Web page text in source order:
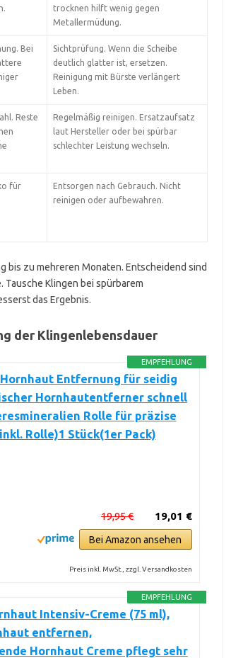
trocknen hilft wenig gegen
Metallermüdung.
Bei
Sichtprüfung. Wenn die Scheibe
deutlich glatter ist, ersetzen.
Reinigung mit Bürste verlängert
Leben.
Reste
Regelmäßig reinigen. Ersatzaufsatz
laut Hersteller oder bei spürbar
schlechter Leistung wechseln.
für
Entsorgen nach Gebrauch. Nicht
reinigen oder aufbewahren.
bis zu mehreren Monaten. Entscheidend sind
Klingen bei spürbarem
das Ergebnis.
der Klingenlebensdauer
EMPFEHLUNG
Entfernung für seidig
Hornhautentferner schnell
Rolle für präzise
Rolle)1 Stück(1er Pack)
19,01 €
19,95 €
Bei Amazon ansehen
Preis inkl. MwSt., zzgl. Versandkosten
EMPFEHLUNG
Intensiv-Creme (75 ml),
entfernen,
Hornhaut Creme pflegt sehr